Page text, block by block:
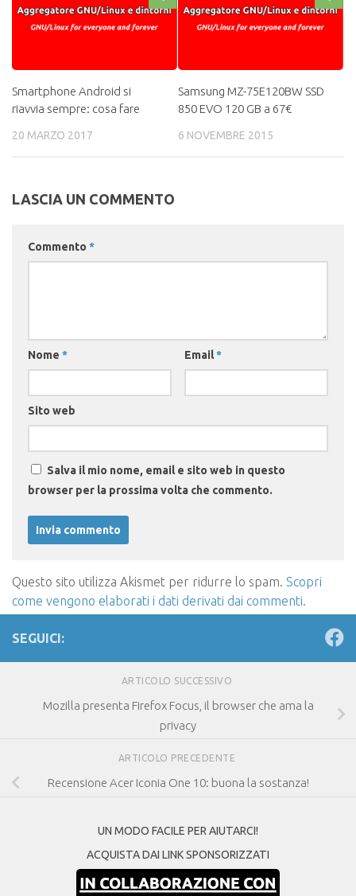
Smartphone Android si
riavvia sempre: cosa fare
20 MARZO 2017
Samsung MZ-75E120BW SSD
850 EVO 120 GB a 67€
6 NOVEMBRE 2015
LASCIA UN COMMENTO
Commento *
Nome * Email*
Sito web
Salva il mio nome, email e sito web in questo
browser per la prossima volta che commento.
Questo sito utilizza Akismet per ridurre lo spam. Scopri
come vengono elaborati i dati derivati dai commenti.
SEGUICI:
ARTICOLO SUCCESSIVO
Mozilla presenta Firefox Focus, il browser che ama la
privacy
ARTICOLO PRECEDENTE
Recensione Acer Iconia One 10: buona la sostanza!
UN MODO FACILE PER AIUTARCI!
ACQUISTA DAI LINK SPONSORIZZATI